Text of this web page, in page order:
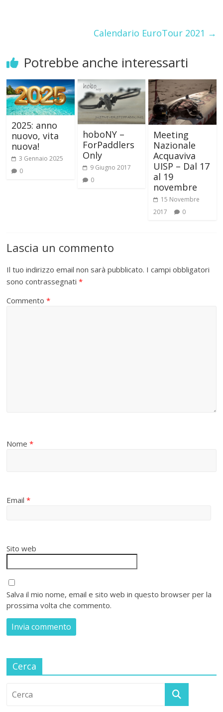
Calendario EuroTour 2021 →
Potrebbe anche interessarti
2025: anno
nuovo, vita
nuova!
3 Gennaio 2025
0
hoboNY –
ForPaddlers
Only
9 Giugno 2017
0
Meeting
Nazionale
Acquaviva
UISP – Dal 17
al 19
novembre
15 Novembre
2017
0
Lascia un commento
Il tuo indirizzo email non sarà pubblicato. I campi obbligatori
sono contrassegnati*
Commento*
Nome*
Email*
Sito web
Salva il mio nome, email e sito web in questo browser per la
prossima volta che commento.
Cerca